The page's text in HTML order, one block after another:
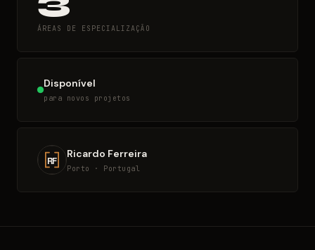
ÁREAS DE ESPECIALIZAÇÃO
Disponível
para novos projetos
Ricardo Ferreira
Porto · Portugal